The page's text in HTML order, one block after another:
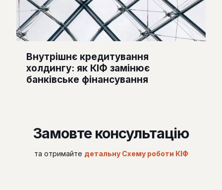
Внутрішнє кредитування
холдингу: як КІФ замінює
банківське фінансування
Замовте консультацію
та отримайте детальну Схему роботи КІФ